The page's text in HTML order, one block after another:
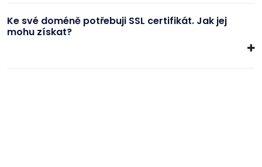
Ke své doméně potřebuji SSL certifikát. Jak jej
mohu získat?